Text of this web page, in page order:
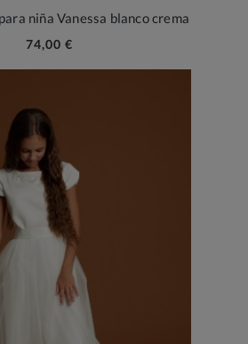
niña Vanessa blanco crema
74,00 €